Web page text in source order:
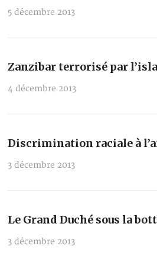
5 décembre 2013
Zanzibar terrorisé par
4 décembre 2013
Discrimination raciale à
3 décembre 2013
Le Grand Duché sous la
3 décembre 2013